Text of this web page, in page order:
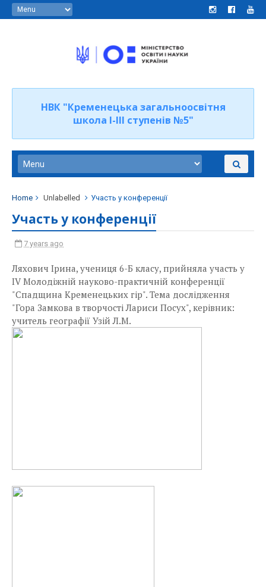
НВК "Кременецька загальноосвітня
школа І-ІІІ ступенів №5"
Home Unlabelled Участь у конференції
Участь у конференції
7 years ago
Ляхович Ірина, учениця 6-Б класу, прийняла участь у
ІV Молодіжній науково-практичній конференції
"Спадщина Кременецьких гір". Тема дослідження
"Гора Замкова в творчості Лариси Посух", керівник:
учитель географії Узій Л.М.